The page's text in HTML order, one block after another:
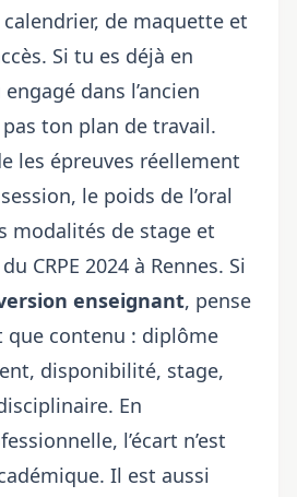
de maquette et
Si tu es déjà en
engagé dans l’ancien
ton plan de travail.
les épreuves réellement
le poids de l’oral
modalités de stage et
CRPE 2024 à Rennes. Si
enseignant, pense
contenu : diplôme
disponibilité, stage,
En
l’écart n’est
Il est aussi